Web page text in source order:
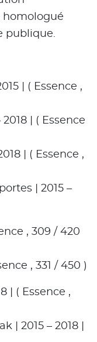
homologué
publique.
| ( Essence ,
| ( Essence
| ( Essence ,
| 2015 –
, 309 / 420
, 331 / 450 )
| ( Essence ,
| 2015 – 2018 |